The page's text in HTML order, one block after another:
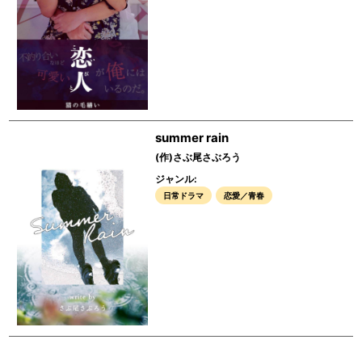
summer rain
(作)さぶ尾さぶろう
ジャンル:
日常ドラマ 恋愛／青春